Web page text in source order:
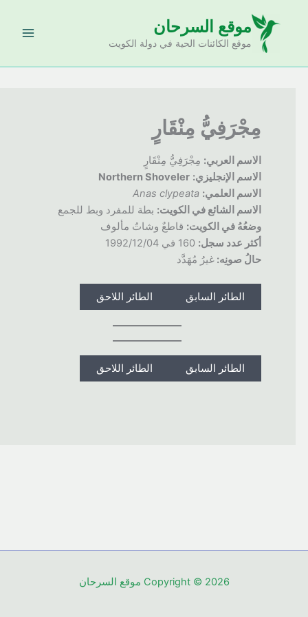
موقع السرحان
موقع الكائنات الحية في دولة الكويت
مِجْرَفِيُّ مِنْقَارٍ
الاسم العربي:مِجْرَفِيُّ مِنْقَارٍ
الاسم الإنجليزي: Northern Shoveler
الاسم العلمي: Anas clypeata
الاسم الشائع في الكويت:بطة للمفرد وبط للجمع
وضعُهُفي الكويت:قاطعٌ وشاتٌ مألوف
أكثر عدد سجل:160 في 1992/12/04
حالُ صونِه: غيرُ مُهَدَّد
الطائر السابق الطائر اللاحق
الطائر السابق الطائر اللاحق
Copyright © 2026 موقع السرحان